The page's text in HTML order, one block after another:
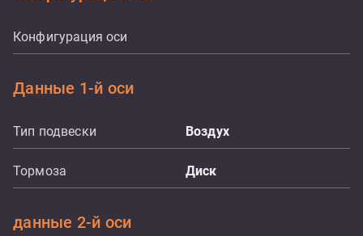
Конфигурация оси
Данные 1-й оси
Тип подвески Воздух
Тормоза Диск
данные 2-й оси